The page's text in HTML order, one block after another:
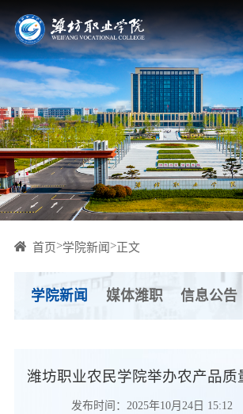
学院新闻 媒体潍职 信息公告
首页>学院新闻>正文
潍坊职业农民学院举办农产品质
发布时间：2025年10月24日 15:12